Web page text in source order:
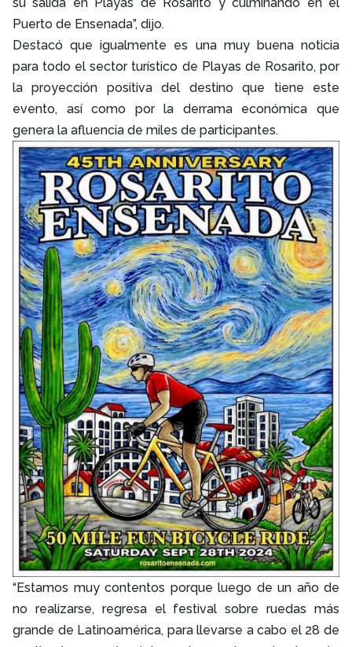
Puerto de Ensenada”, dijo.
Destacó que igualmente es una muy buena noticia
para todo el sector turístico de Playas de Rosarito, por
la proyección positiva del destino que tiene este
evento, así como por la derrama económica que
genera la afluencia de miles de participantes.
“Estamos muy contentos porque luego de un año de
no realizarse, regresa el festival sobre ruedas más
grande de Latinoamérica, para llevarse a cabo el 28 de